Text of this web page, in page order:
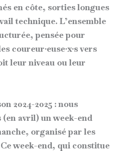
en côte, sorties longues
technique. L’ensemble
pensée pour
coureur·euse·x·s vers
leur niveau ou leur
2024-2025 : nous
avril) un week-end
organisé par les
week-end, qui constitue